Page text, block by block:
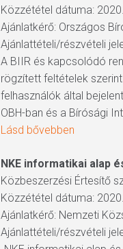
Közzététel dátuma:
Ajánlatkérő: Országos
Ajánlattételi/részvételi
A BIIR és kapcsolódó
rögzített feltételek
felhasználók által
OBH-ban és a Bírósági
Lásd bővebben
NKE informatikai alap
Közbeszerzési Értesítő
Közzététel dátuma:
Ajánlatkérő: Nemzeti
Ajánlattételi/részvételi